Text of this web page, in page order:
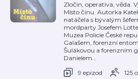
Zločin, operativa, věda.
Místo činu. Autorka
natáčela s bývalým
mordparty Josefem
Muzea Policie České
Galašem, forenzní
Šulákovou a forenzním
Danielem…
9 epizod
125